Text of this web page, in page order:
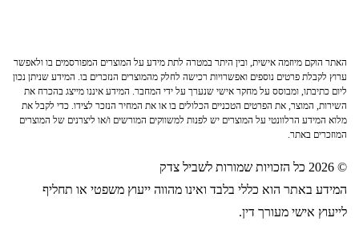
האתר הוקם מיוזמה אישית, ובין היתר במטרה לתת מידע על המוצרים המפורסמים בו ולאפשר
ערוץ לקבלת פרטים נוספים ואפשרויות רכישה לחלק מהמוצרים הנזכרים בו. המידע שניתן נכון
ליום כתיבתו, ומבוסס על מחקר אישי שנערך על ידי המחבר. המידע איננו מייצג בהכרח את
השירות, המוצר, את הפרטים הטכניים הכלולים בו או את המחיר הנזכר לצידו. כדי לקבל את
מלוא המידע הרלוונטי על המוצרים יש לפנות למשווקים המורשים ו/או ליצרנים של המוצרים
המוזכרים באתר.
© 2026 כל הזכויות שמורות לשביל צדק
המידע באתר הוא כללי בלבד ואינו מהווה ייעוץ משפטי או תחליף
לייעוץ אישי מעורך דין.